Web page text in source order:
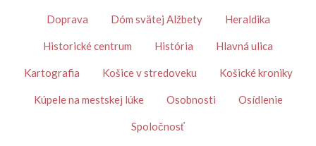
TémyDoprava Dóm svätej Alžbety Heraldika
Historické centrum História Hlavná ulica
Kartografia Košice v stredoveku Košické kroniky
Kúpele na mestskej lúke Osobnosti Osídlenie
Spoločnosť